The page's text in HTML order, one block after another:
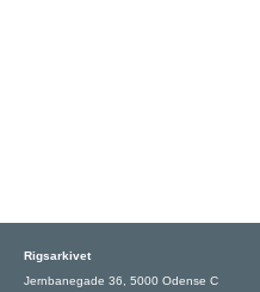
Rigsarkivet
Jernbanegade 36, 5000 Odense C